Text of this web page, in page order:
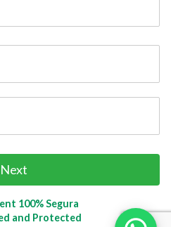
Next
100% Segura
and Protected